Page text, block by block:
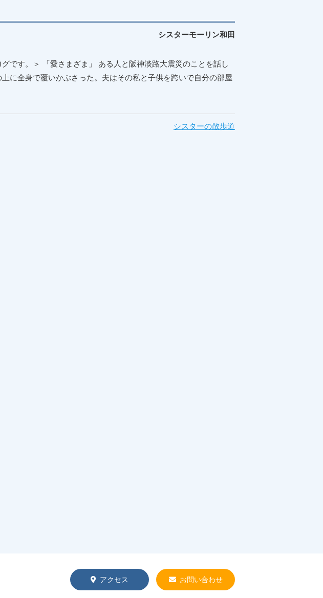
シスターモーリン和田
です。＞ 「愛さまざま」 ある人と阪神淡路大震災のことを話し
に全身で覆いかぶさった。夫はその私と子供を跨いで自分の部屋
シスターの散歩道
アクセス お問い合わせ